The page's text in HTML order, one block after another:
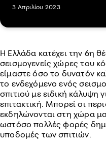
3 Απριλίου 2023
Η Ελλάδα κατέχει την 6η
σεισμογενείς χώρες του
είμαστε όσο το δυνατόν
το ενδεχόμενο ενός
σπιτιού με ειδική κάλυψη
επιτακτική. Μπορεί οι
εκδηλώνονται στη χώρα
ωστόσο πολλές φορές
υποδομές των σπιτιών.